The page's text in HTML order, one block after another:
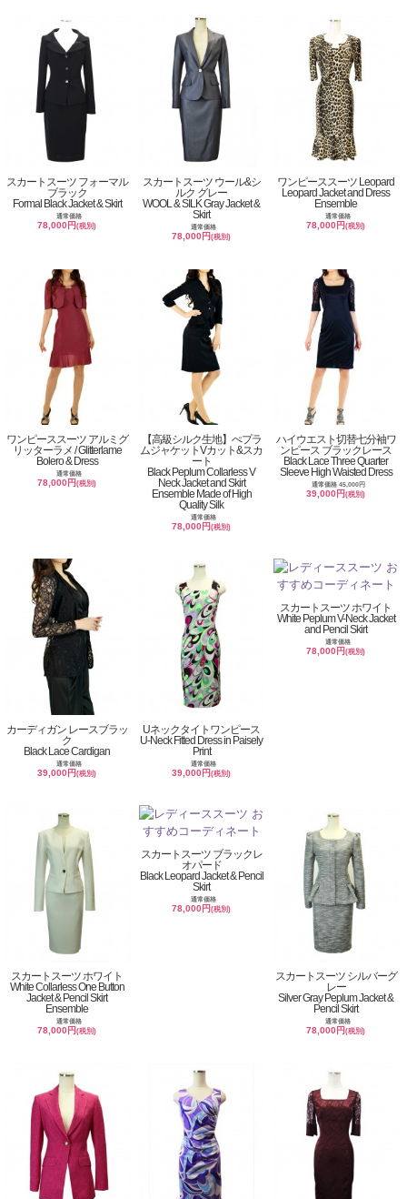
スカートスーツ フォーマル
ブラック
Formal Black Jacket & Skirt
通常価格
78,000円(税別)
スカートスーツ ウール&シ
ルク グレー
WOOL & SILK Gray Jacket &
Skirt
通常価格
78,000円(税別)
ワンピーススーツ Leopard
Leopard Jacket and Dress
Ensemble
通常価格
78,000円(税別)
ワンピーススーツ アルミグ
リッターラメ / Glitterlame
Bolero & Dress
通常価格
78,000円(税別)
【高級シルク生地】ぺプラ
ムジャケットVカット&スカ
ート
Black Peplum Collarless V
Neck Jacket and Skirt
Ensemble Made of High
Quality Silk
通常価格
78,000円(税別)
ハイウエスト切替七分袖ワ
ンピース ブラックレース
Black Lace Three Quarter
Sleeve High Waisted Dress
通常価格 45,000円
39,000円(税別)
カーディガン レースブラッ
ク
Black Lace Cardigan
通常価格
39,000円(税別)
Uネックタイトワンピース
U-Neck Fitted Dress in Paisely
Print
通常価格
39,000円(税別)
スカートスーツ ホワイト
White Peplum V-Neck Jacket
and Pencil Skirt
通常価格
78,000円(税別)
スカートスーツ ホワイト
White Collarless One Button
Jacket & Pencil Skirt
Ensemble
通常価格
78,000円(税別)
スカートスーツ ブラックレ
オパード
Black Leopard Jacket & Pencil
Skirt
通常価格
78,000円(税別)
スカートスーツ シルバーグ
レー
Silver Gray Peplum Jacket &
Pencil Skirt
通常価格
78,000円(税別)